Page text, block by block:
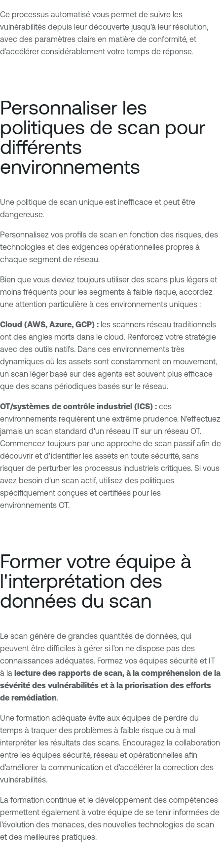
Ce processus automatisé vous permet de suivre les
vulnérabilités depuis leur découverte jusqu'à leur résolution,
avec des paramètres clairs en matière de conformité, et
d'accélérer considérablement votre temps de réponse.
Personnaliser les
politiques de scan pour
différents
environnements
Une politique de scan unique est inefficace et peut être
dangereuse.
Personnalisez vos profils de scan en fonction des risques, des
technologies et des exigences opérationnelles propres à
chaque segment de réseau.
Bien que vous deviez toujours utiliser des scans plus légers et
moins fréquents pour les segments à faible risque, accordez
une attention particulière à ces environnements uniques :
Cloud (AWS, Azure, GCP) : les scanners réseau traditionnels
ont des angles morts dans le cloud. Renforcez votre stratégie
avec des outils natifs. Dans ces environnements très
dynamiques où les assets sont constamment en mouvement,
un scan léger basé sur des agents est souvent plus efficace
que des scans périodiques basés sur le réseau.
OT/systèmes de contrôle industriel (ICS) : ces
environnements requièrent une extrême prudence. N'effectuez
jamais un scan standard d'un réseau IT sur un réseau OT.
Commencez toujours par une approche de scan passif afin de
découvrir et d'identifier les assets en toute sécurité, sans
risquer de perturber les processus industriels critiques. Si vous
avez besoin d'un scan actif, utilisez des politiques
spécifiquement conçues et certifiées pour les
environnements OT.
Former votre équipe à
l'interprétation des
données du scan
Le scan génère de grandes quantités de données, qui
peuvent être difficiles à gérer si l'on ne dispose pas des
connaissances adéquates. Formez vos équipes sécurité et IT
à la lecture des rapports de scan, à la compréhension de la
sévérité des vulnérabilités et à la priorisation des efforts
de remédiation.
Une formation adéquate évite aux équipes de perdre du
temps à traquer des problèmes à faible risque ou à mal
interpréter les résultats des scans. Encouragez la collaboration
entre les équipes sécurité, réseau et opérationnelles afin
d'améliorer la communication et d'accélérer la correction des
vulnérabilités.
La formation continue et le développement des compétences
permettent également à votre équipe de se tenir informées de
l'évolution des menaces, des nouvelles technologies de scan
et des meilleures pratiques.